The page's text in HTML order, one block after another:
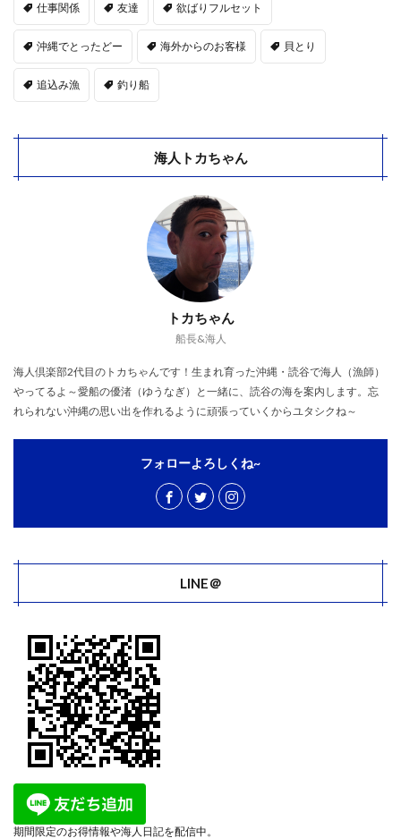
仕事関係 友達 欲ばりフルセット
沖縄でとったどー 海外からのお客様 貝とり
追込み漁 釣り船
海人トカちゃん
トカちゃん
船長&海人
海人倶楽部2代目のトカちゃんです！生まれ育った沖縄・読谷で海人（漁師）
やってるよ～愛船の優渚（ゆうなぎ）と一緒に、読谷の海を案内します。忘
れられない沖縄の思い出を作れるように頑張っていくからユタシクね～
フォローよろしくね~
LINE＠
期間限定のお得情報や海人日記を配信中。